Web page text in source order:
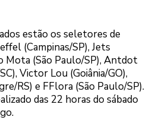
estão os seletores de
(Campinas/SP), Jets
Mota (São Paulo/SP), Antdot
Victor Lou (Goiânia/GO),
RS) e FFlora (São Paulo/SP).
das 22 horas do sábado